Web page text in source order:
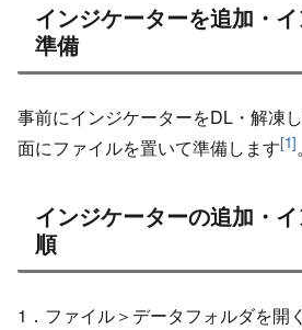
インジケーターを追加・
準備
事前にインジケーターをDL・解凍
面にファイルを置いて準備します[1]。
インジケーターの追加・
順
1．ファイル＞データフォルダを開く